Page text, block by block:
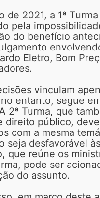
de 2021, a 1ª
pela
do benefício
Eletro, Bom
vinculam
entanto, segue
2ª Turma, que
direito público,
com a mesma
seja desfavorável
que reúne os
pode ser
do assunto.